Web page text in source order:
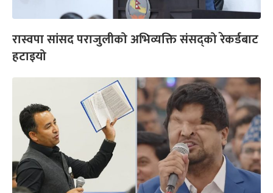
रास्वपा सांसद पराजुलीको अभिव्यक्ति संसद्को रेकर्डबाट
हटाइयो